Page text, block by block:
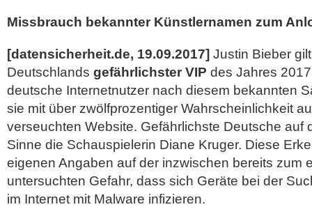
Missbrauch bekannter Künstlernamen zum
[datensicherheit.de, 19.09.2017] Justin Bieber
Deutschlands gefährlichster VIP des Jahres
deutsche Internetnutzer nach diesem bekannten
sie mit über zwölfprozentiger Wahrscheinlichkeit
verseuchten Website. Gefährlichste Deutsche auf
Sinne die Schauspielerin Diane Kruger. Diese
eigenen Angaben auf der inzwischen bereits zum
untersuchten Gefahr, dass sich Geräte bei der
im Internet mit Malware infizieren.